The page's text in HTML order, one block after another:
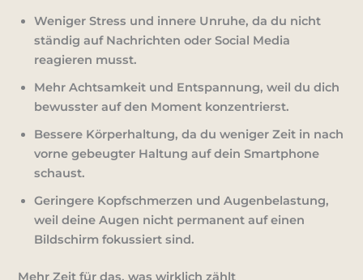
Weniger Stress und innere Unruhe, da du nicht
ständig auf Nachrichten oder Social Media
reagieren musst.
Mehr Achtsamkeit und Entspannung, weil du dich
bewusster auf den Moment konzentrierst.
Bessere Körperhaltung, da du weniger Zeit in nach
vorne gebeugter Haltung auf dein Smartphone
schaust.
Geringere Kopfschmerzen und Augenbelastung,
weil deine Augen nicht permanent auf einen
Bildschirm fokussiert sind.
Mehr Zeit für das, was wirklich zählt